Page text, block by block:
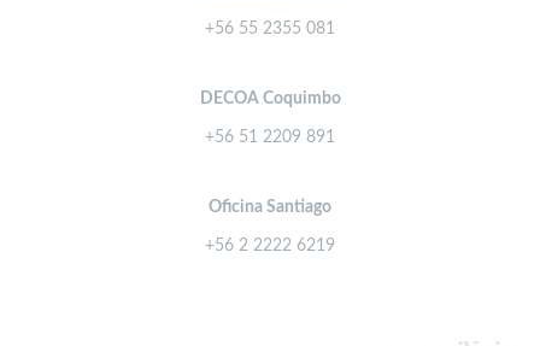
+56 55 2355 081
DECOA Coquimbo
+56 51 2209 891
Oficina Santiago
+56 2 2222 6219